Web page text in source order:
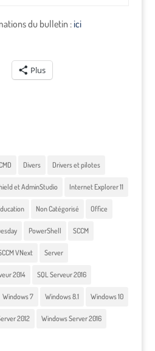
du bulletin :ici
Plus
Divers Drivers et pilotes
et AdminStudio Internet Explorer 11
Non Catégorisé Office
PowerShell SCCM
VNext Server
2014 SQL Serveur 2016
Windows 7 Windows 8.1 Windows 10
2012 Windows Server 2016